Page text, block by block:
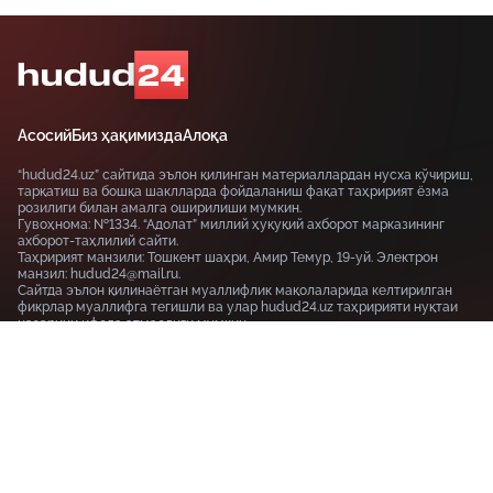
АсосийБиз ҳақимиздаАлоқа
“hudud24.uz” сайтида эълон қилинган материаллардан нусха кўчириш,
тарқатиш ва бошқа шаклларда фойдаланиш фақат таҳририят ёзма
розилиги билан амалга оширилиши мумкин.
Гувоҳнома: №1334. “Адолат” миллий ҳуқуқий ахборот марказининг
ахборот-таҳлилий сайти.
Таҳририят манзили: Тошкент шаҳри, Амир Темур, 19-уй. Электрон
манзил: hudud24@mail.ru.
Сайтда эълон қилинаётган муаллифлик мақолаларида келтирилган
фикрлар муаллифга тегишли ва улар hudud24.uz таҳририяти нуқтаи
назарини ифода этмаслиги мумкин.